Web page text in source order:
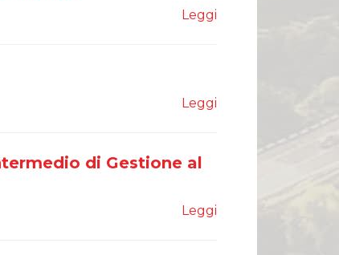
Leggi
Leggi
di Gestione al
Leggi